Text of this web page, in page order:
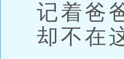
记着爸
却不在